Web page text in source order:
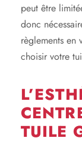
peut être
donc
règlements en
choisir votre
TUILE